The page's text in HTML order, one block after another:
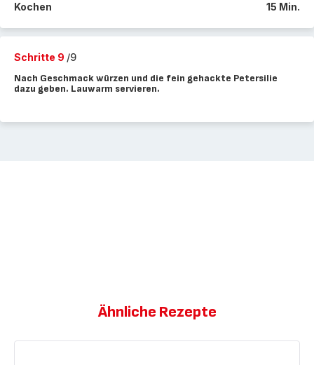
Kochen 15 Min.
Schritte 9 /9
Nach Geschmack würzen und die fein gehackte Petersilie
dazu geben. Lauwarm servieren.
Ähnliche Rezepte